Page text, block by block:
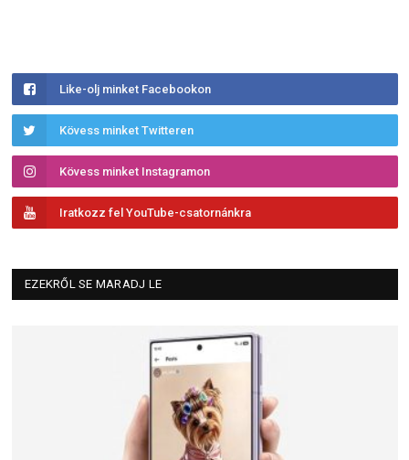
Like-olj minket Facebookon
Kövess minket Twitteren
Kövess minket Instagramon
Iratkozz fel YouTube-csatornánkra
EZEKRŐL SE MARADJ LE